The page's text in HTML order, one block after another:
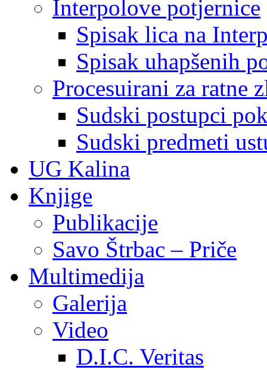
Interpolove potjernice
Spisak lica na
Spisak uhapšenih
Procesuirani za ratne
Sudski postupci
Sudski predmeti
UG Kalina
Knjige
Publikacije
Savo Štrbac – Priče
Multimedija
Galerija
Video
D.I.C. Veritas